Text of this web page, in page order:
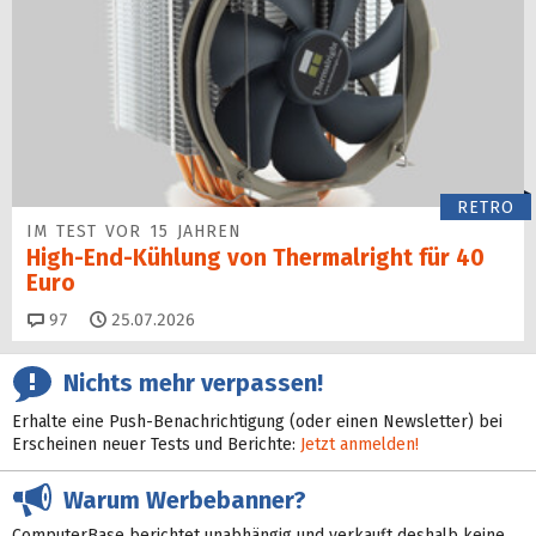
RETRO
IM TEST VOR 15 JAHREN
High-End-Kühlung von Thermalright für 40
Euro
97 Kommentare
25.07.2026
Nichts mehr verpassen!
Erhalte eine Push-Benachrichtigung (oder einen Newsletter) bei
Erscheinen neuer Tests und Berichte: Jetzt anmelden!
Warum Werbebanner?